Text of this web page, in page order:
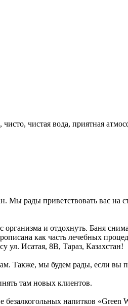
чистая вода, приятная
Мы рады приветствовать вас
и отдохнуть. Баня
как часть лечебных
ул. Исатая, 8В, Тараз, Казахстан!
Также, мы будем рады, если вы
там новых клиентов.
напитков